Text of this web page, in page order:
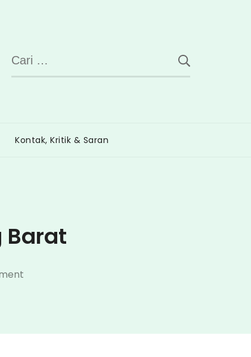
Cari
untuk:
Kontak, Kritik & Saran
Barat